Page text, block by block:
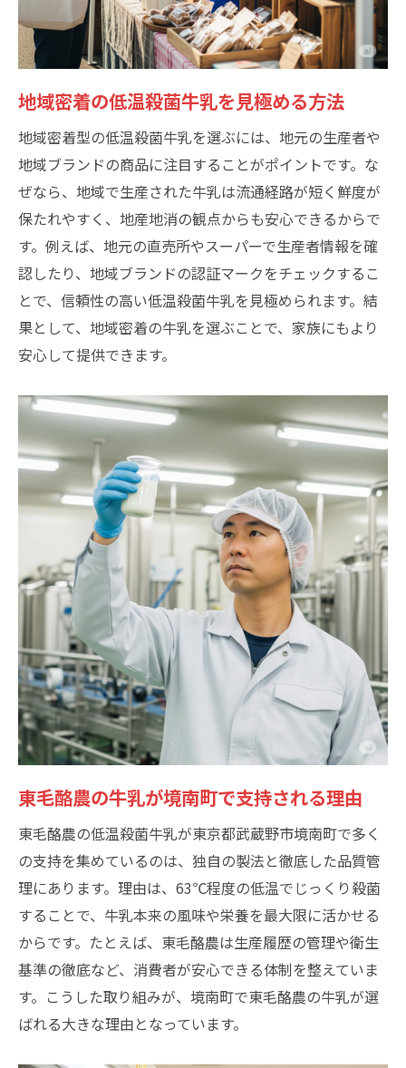
地域密着の低温殺菌牛乳を見極める方法
地域密着型の低温殺菌牛乳を選ぶには、地元の生産者や
地域ブランドの商品に注目することがポイントです。な
ぜなら、地域で生産された牛乳は流通経路が短く鮮度が
保たれやすく、地産地消の観点からも安心できるからで
す。例えば、地元の直売所やスーパーで生産者情報を確
認したり、地域ブランドの認証マークをチェックするこ
とで、信頼性の高い低温殺菌牛乳を見極められます。結
果として、地域密着の牛乳を選ぶことで、家族にもより
安心して提供できます。
東毛酪農の牛乳が境南町で支持される理由
東毛酪農の低温殺菌牛乳が東京都武蔵野市境南町で多く
の支持を集めているのは、独自の製法と徹底した品質管
理にあります。理由は、63℃程度の低温でじっくり殺菌
することで、牛乳本来の風味や栄養を最大限に活かせる
からです。たとえば、東毛酪農は生産履歴の管理や衛生
基準の徹底など、消費者が安心できる体制を整えていま
す。こうした取り組みが、境南町で東毛酪農の牛乳が選
ばれる大きな理由となっています。